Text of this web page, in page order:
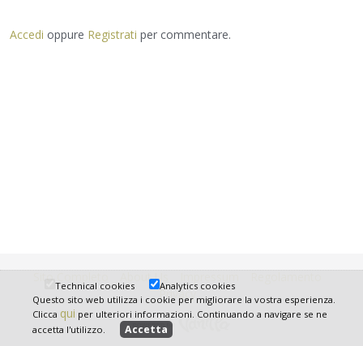
Technical cookies
Analytics cookies
Questo sito web utilizza i cookie per migliorare la vostra esperienza.
Clicca qui per ulteriori informazioni. Continuando a navigare se ne
accetta l'utilizzo.
Accedi oppure Registrati per commentare.
About Us
Privacy